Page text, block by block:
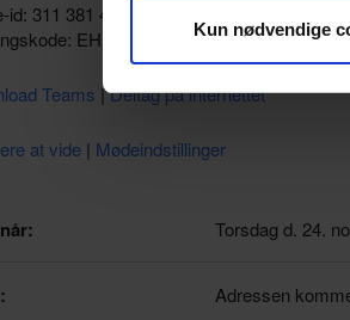
Kun nødvendige
id: 311 381 480 856
EHNFnH
Teams |Deltag på internettet
at vide | Mødeindstillinger
Torsdag d. 24.
Adressen